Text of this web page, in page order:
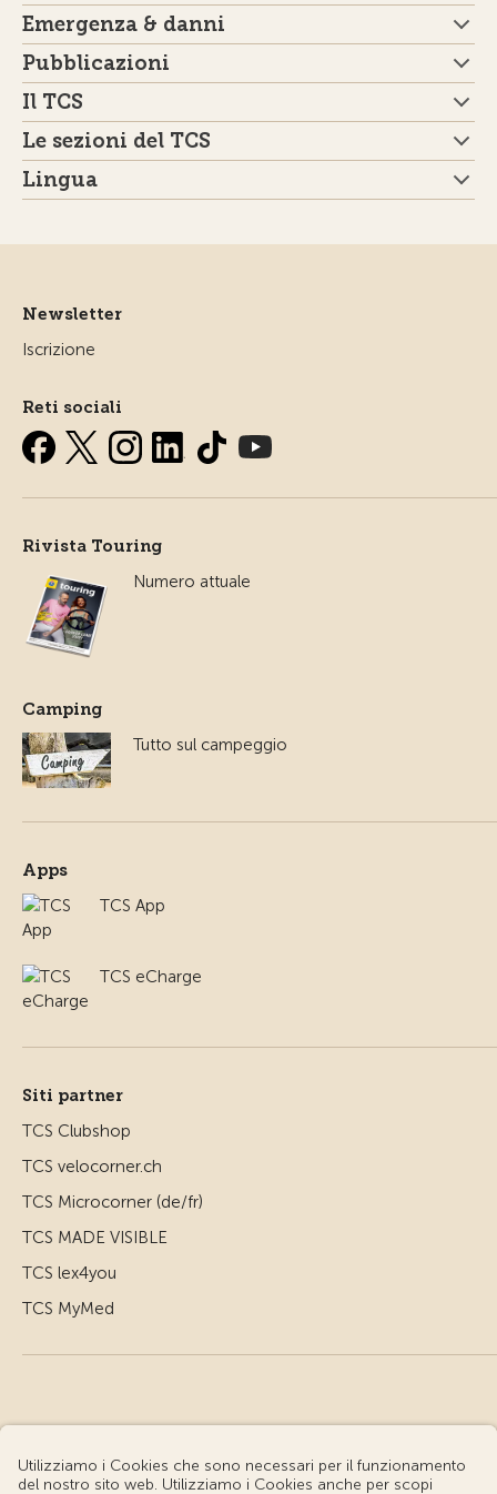
Emergenza & danni
Pubblicazioni
Il TCS
Le sezioni del TCS
Lingua
Newsletter
Iscrizione
Reti sociali
Rivista Touring
Numero attuale
Camping
Tutto sul campeggio
Apps
TCS App
TCS eCharge
Siti partner
TCS Clubshop
TCS velocorner.ch
TCS Microcorner (de/fr)
TCS MADE VISIBLE
TCS lex4you
TCS MyMed